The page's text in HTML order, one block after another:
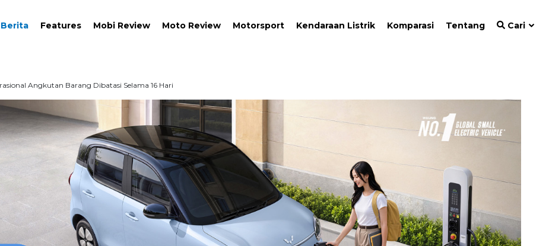
Berita Features Mobi Review Moto Review Motorsport Kendaraan Listrik Komparasi Tentang Cari
Angkutan Barang Dibatasi Selama 16 Hari